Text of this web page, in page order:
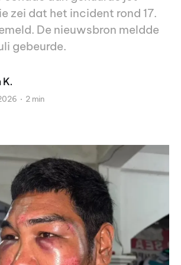
zei dat het incident rond 17.
De nieuwsbron meldde
gebeurde.
K.
2 min